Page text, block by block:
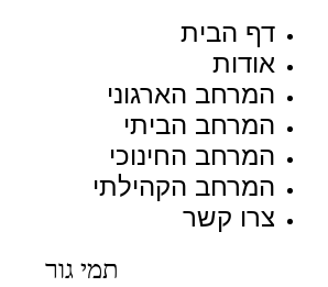
דף הבית
אודות
המרחב הארגוני
המרחב הביתי
המרחב החינוכי
המרחב הקהילתי
צרו קשר
תמי גור